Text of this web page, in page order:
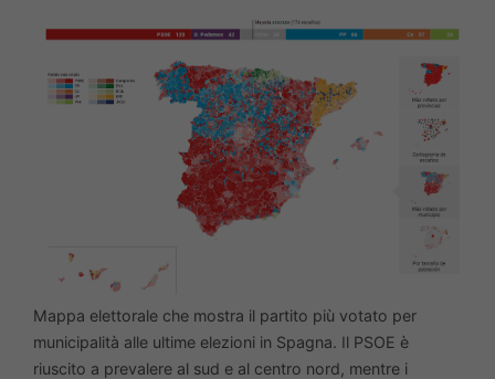
Mappa elettorale che mostra il partito più votato per
municipalità alle ultime elezioni in Spagna. Il PSOE è
riuscito a prevalere al sud e al centro nord, mentre i